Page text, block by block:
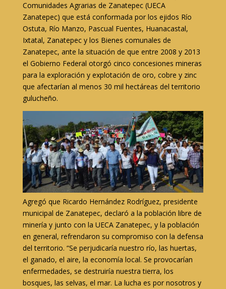
Comunidades Agrarias de Zanatepec (UECA
Zanatepec) que está conformada por los ejidos Río
Ostuta, Río Manzo, Pascual Fuentes, Huanacastal,
Ixtatal, Zanatepec y los Bienes comunales de
Zanatepec, ante la situación de que entre 2008 y 2013
el Gobierno Federal otorgó cinco concesiones mineras
para la exploración y explotación de oro, cobre y zinc
que afectarían al menos 30 mil hectáreas del territorio
gulucheño.
Agregó que Ricardo Hernández Rodríguez, presidente
municipal de Zanatepec, declaró a la población libre de
minería y junto con la UECA Zanatepec, y la población
en general, refrendaron su compromiso con la defensa
del territorio. “Se perjudicaría nuestro río, las huertas,
el ganado, el aire, la economía local. Se provocarían
enfermedades, se destruiría nuestra tierra, los
bosques, las selvas, el mar. La lucha es por nosotros y